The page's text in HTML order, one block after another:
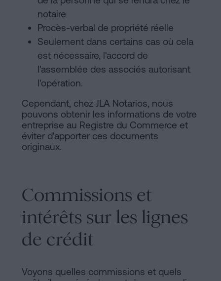
notaire
Procès-verbal de propriété réelle
Seulement dans certains cas où cela
est nécessaire, l'accord de
l'assemblée des associés autorisant
l'opération.
Cependant, chez JLA Notarios, nous
pouvons obtenir les informations de votre
entreprise au Registre du Commerce et
éviter d'apporter ces documents
originaux.
Commissions et
intérêts sur les lignes
de crédit
Voyons quelles commissions et quels